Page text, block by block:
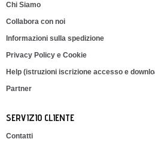
Chi Siamo
Collabora con noi
Informazioni sulla spedizione
Privacy Policy e Cookie
Help (istruzioni iscrizione accesso e
Partner
SERVIZIO CLIENTE
Contatti